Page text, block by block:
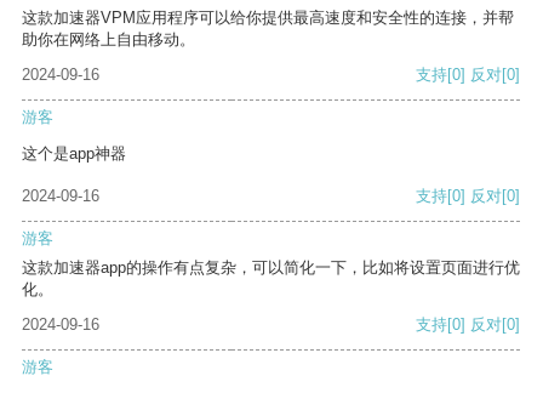
这款加速器VPM应用程序可以给你提供最高速度和安全性的连接，并帮
助你在网络上自由移动。
2024-09-16
支持[0] 反对[0]
游客
这个是app神器
2024-09-16 支持[0] 反对[0]
游客
这款加速器app的操作有点复杂，可以简化一下，比如将设置页面进行优
化。
2024-09-16
支持[0] 反对[0]
游客